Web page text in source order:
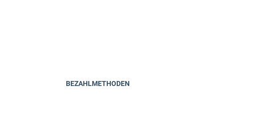
BEZAHLMETHODEN